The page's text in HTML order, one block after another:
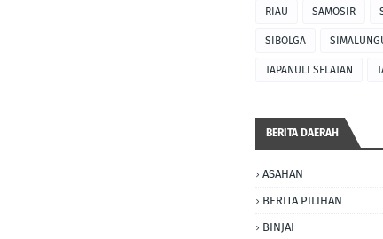
RIAU SAMOSIR
SIBOLGA
TAPANULI SELATAN
BERITA DAERAH
ASAHAN
BERITA PILIHAN
BINJAI